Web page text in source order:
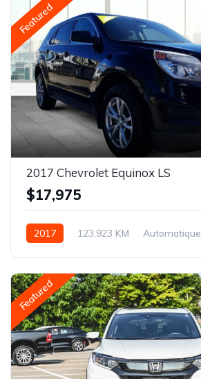
Featured
2017 Chevrolet Equinox LS
$17,975
2017 123,923 KM Automatique
Featured